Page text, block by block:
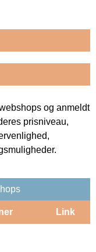
og anmeldt
prisniveau,
Link